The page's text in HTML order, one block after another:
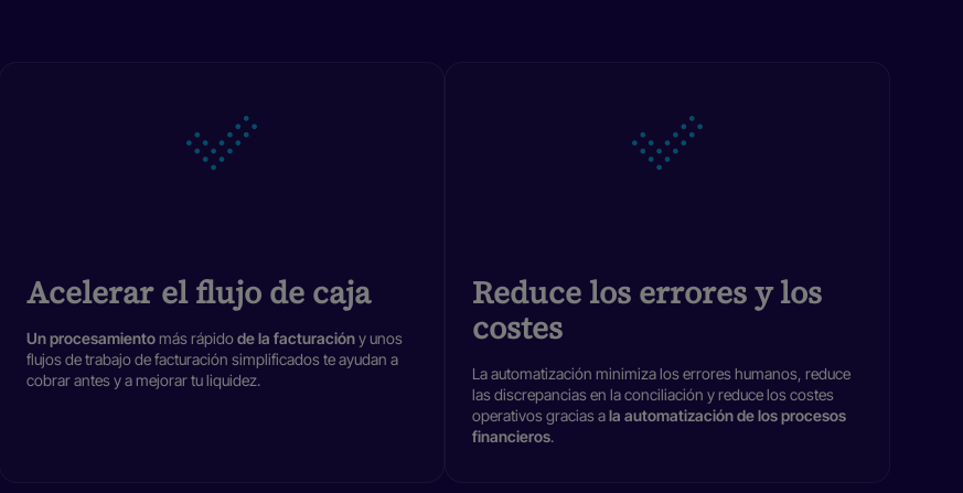
Acelerar el flujo de caja
Un procesamientomás rápidode la facturacióny unos
flujos de trabajo de facturación simplificados te ayudan a
cobrar antes y a mejorar tu liquidez.
Reduce los errores y los
costes
La automatización minimiza los errores humanos, reduce
las discrepancias en la conciliación y reduce los costes
operativos gracias ala automatización de los procesos
financieros.